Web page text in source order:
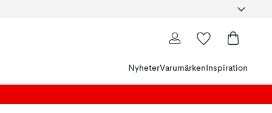
NyheterVarumärken Inspiration